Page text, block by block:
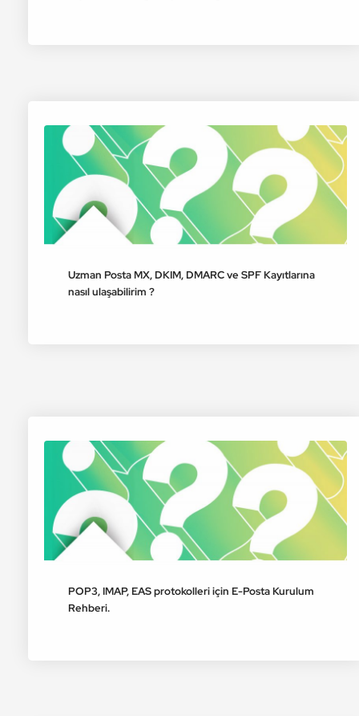
Uzman Posta MX, DKIM, DMARC ve SPF Kayıtlarına
nasıl ulaşabilirim ?
POP3, IMAP, EAS protokolleri için E-Posta Kurulum
Rehberi.